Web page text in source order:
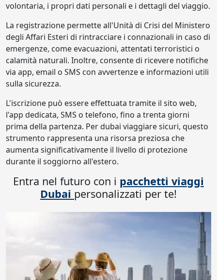
volontaria, i propri dati personali e i dettagli del viaggio.
La registrazione permette all'Unità di Crisi del Ministero
degli Affari Esteri di rintracciare i connazionali in caso di
emergenze, come evacuazioni, attentati terroristici o
calamità naturali. Inoltre, consente di ricevere notifiche
via app, email o SMS con avvertenze e informazioni utili
sulla sicurezza.
L'iscrizione può essere effettuata tramite il sito web,
l'app dedicata, SMS o telefono, fino a trenta giorni
prima della partenza. Per dubai viaggiare sicuri, questo
strumento rappresenta una risorsa preziosa che
aumenta significativamente il livello di protezione
durante il soggiorno all'estero.
Entra nel futuro con i pacchetti viaggi
Dubai personalizzati per te!